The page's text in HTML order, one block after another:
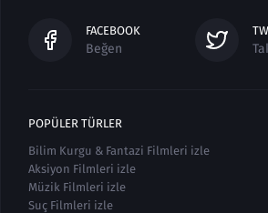
FACEBOOK
Beğen
POPÜLER TÜRLER
Bilim Kurgu & Fantazi Filmleri izle
Aksiyon Filmleri izle
Müzik Filmleri izle
Suç Filmleri izle